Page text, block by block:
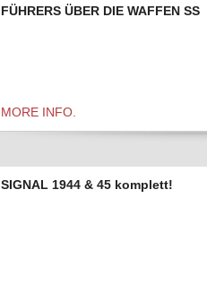
FÜHRERS ÜBER DIE WAFFEN SS
MORE INFO.
SIGNAL 1944 & 45 komplett!